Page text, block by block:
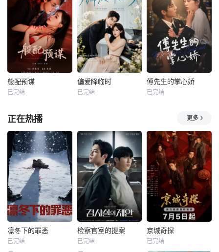
般配预谋
已完结
偏爱降临时
已完结
傅先生的掌心娇
已完结
正在热播 更多
凛冬下的罪恶
已完结
检察官室的提案
已完结
京城奇探
已完结